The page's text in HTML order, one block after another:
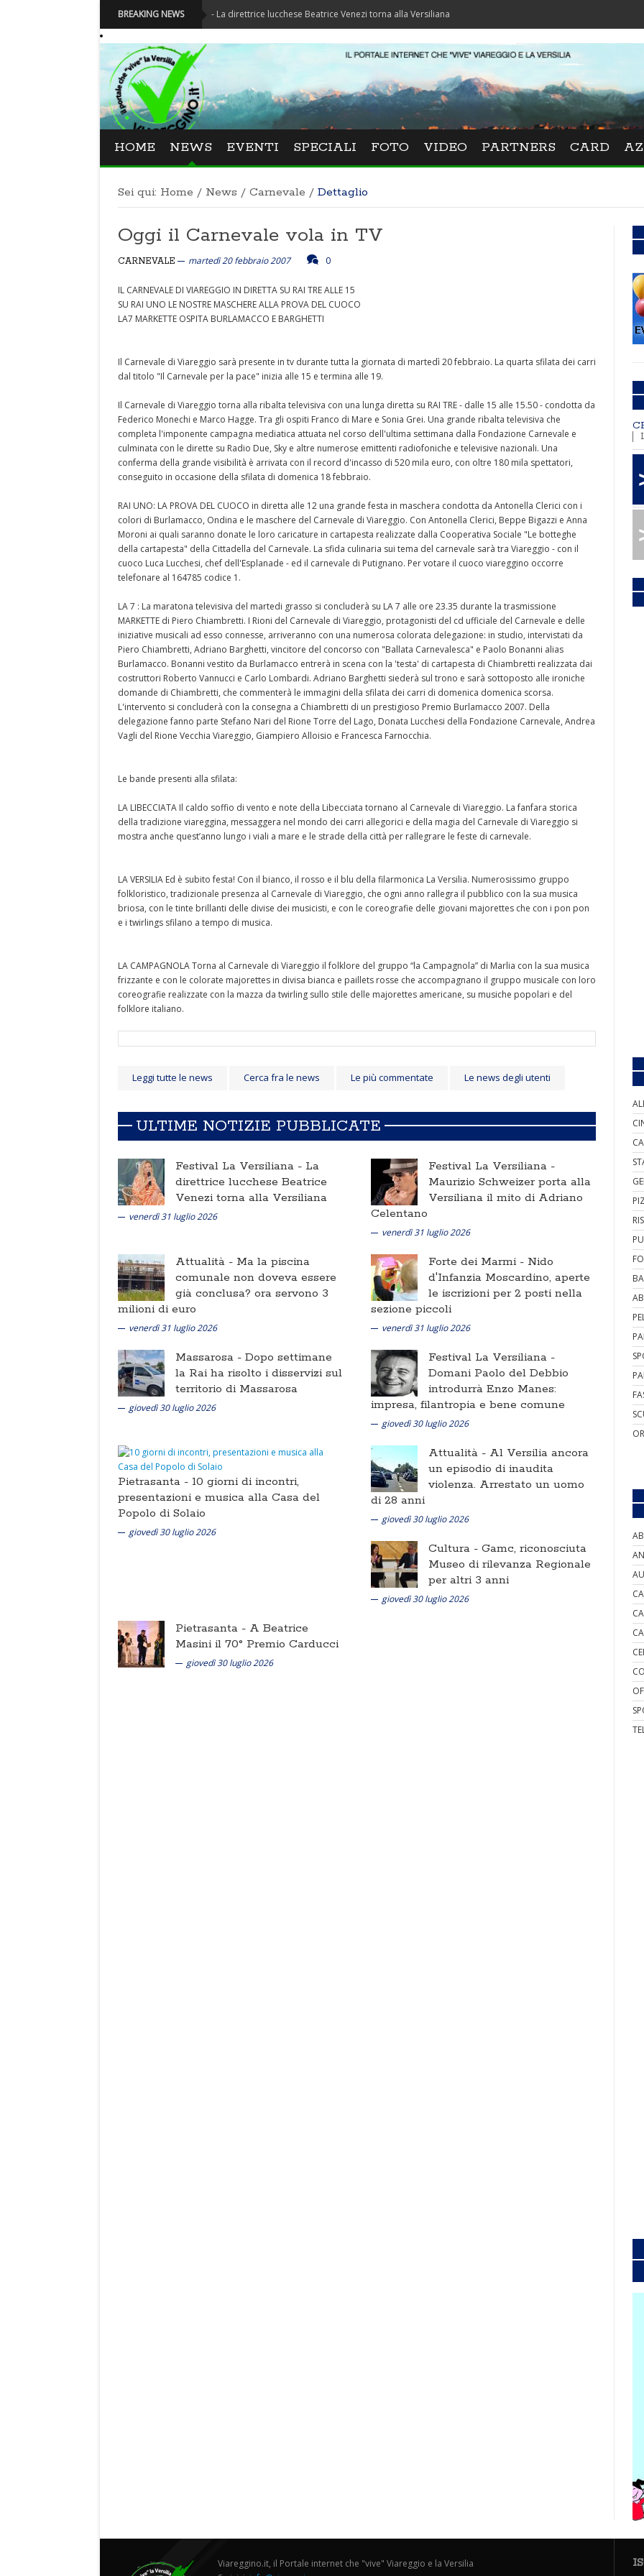
BREAKING NEWS
Festival La Versiliana - La direttrice lucchese Beatrice Venezi torna alla Versiliana
HOME NEWS EVENTI SPECIALI FOTO VIDEO PARTNERS CARD
Sei qui: Home / News / Carnevale / Dettaglio
Oggi il Carnevale vola in TV
CARNEVALE martedì 20 febbraio 2007 0
IL CARNEVALE DI VIAREGGIO IN DIRETTA SU RAI TRE ALLE 15
SU RAI UNO LE NOSTRE MASCHERE ALLA PROVA DEL CUOCO
LA7 MARKETTE OSPITA BURLAMACCO E BARGHETTI
Il Carnevale di Viareggio sarà presente in tv durante tutta la giornata di martedì 20 febbraio. La quarta sfilata dei carri
dal titolo "Il Carnevale per la pace" inizia alle 15 e termina alle 19.
Il Carnevale di Viareggio torna alla ribalta televisiva con una lunga diretta su RAI TRE - dalle 15 alle 15.50 - condotta da
Federico Monechi e Marco Hagge. Tra gli ospiti Franco di Mare e Sonia Grei. Una grande ribalta televisiva che
completa l'imponente campagna mediatica attuata nel corso dell'ultima settimana dalla Fondazione Carnevale e
culminata con le dirette su Radio Due, Sky e altre numerose emittenti radiofoniche e televisive nazionali. Una
conferma della grande visibilità è arrivata con il record d'incasso di 520 mila euro, con oltre 180 mila spettatori,
conseguito in occasione della sfilata di domenica 18 febbraio.
RAI UNO: LA PROVA DEL CUOCO in diretta alle 12 una grande festa in maschera condotta da Antonella Clerici con i
colori di Burlamacco, Ondina e le maschere del Carnevale di Viareggio. Con Antonella Clerici, Beppe Bigazzi e Anna
Moroni ai quali saranno donate le loro caricature in cartapesta realizzate dalla Cooperativa Sociale "Le botteghe
della cartapesta" della Cittadella del Carnevale. La sfida culinaria sui tema del carnevale sarà tra Viareggio - con il
cuoco Luca Lucchesi, chef dell'Esplanade - ed il carnevale di Putignano. Per votare il cuoco viareggino occorre
telefonare al 164785 codice 1.
LA 7 : La maratona televisiva del martedi grasso si concluderà su LA 7 alle ore 23.35 durante la trasmissione
MARKETTE di Piero Chiambretti. I Rioni del Carnevale di Viareggio, protagonisti del cd ufficiale del Carnevale e delle
iniziative musicali ad esso connesse, arriveranno con una numerosa colorata delegazione: in studio, intervistati da
Piero Chiambretti, Adriano Barghetti, vincitore del concorso con "Ballata Carnevalesca" e Paolo Bonanni alias
Burlamacco. Bonanni vestito da Burlamacco entrerà in scena con la 'testa' di cartapesta di Chiambretti realizzata dai
costruttori Roberto Vannucci e Carlo Lombardi. Adriano Barghetti siederà sul trono e sarà sottoposto alle ironiche
domande di Chiambretti, che commenterà le immagini della sfilata dei carri di domenica domenica scorsa.
L'intervento si concluderà con la consegna a Chiambretti di un prestigioso Premio Burlamacco 2007. Della
delegazione fanno parte Stefano Nari del Rione Torre del Lago, Donata Lucchesi della Fondazione Carnevale, Andrea
Vagli del Rione Vecchia Viareggio, Giampiero Alloisio e Francesca Farnocchia.
Le bande presenti alla sfilata:
LA LIBECCIATA Il caldo soffio di vento e note della Libecciata tornano al Carnevale di Viareggio. La fanfara storica
della tradizione viareggina, messaggera nel mondo dei carri allegorici e della magia del Carnevale di Viareggio si
mostra anche quest’anno lungo i viali a mare e le strade della città per rallegrare le feste di carnevale.
LA VERSILIA Ed è subito festa! Con il bianco, il rosso e il blu della filarmonica La Versilia. Numerosissimo gruppo
folkloristico, tradizionale presenza al Carnevale di Viareggio, che ogni anno rallegra il pubblico con la sua musica
briosa, con le tinte brillanti delle divise dei musicisti, e con le coreografie delle giovani majorettes che con i pon pon
e i twirlings sfilano a tempo di musica.
LA CAMPAGNOLA Torna al Carnevale di Viareggio il folklore del gruppo “la Campagnola” di Marlia con la sua musica
frizzante e con le colorate majorettes in divisa bianca e paillets rosse che accompagnano il gruppo musicale con loro
coreografie realizzate con la mazza da twirling sullo stile delle majorettes americane, su musiche popolari e del
folklore italiano.
Leggi tutte le news Cerca fra le news Le più commentate Le news degli utenti
ULTIME NOTIZIE PUBBLICATE
Festival La Versiliana - La
direttrice lucchese Beatrice
Venezi torna alla Versiliana
venerdì 31 luglio 2026
Festival La Versiliana -
Maurizio Schweizer porta alla
Versiliana il mito di Adriano
Celentano
venerdì 31 luglio 2026
Attualità - Ma la piscina
comunale non doveva essere
già conclusa? ora servono 3
milioni di euro
venerdì 31 luglio 2026
Forte dei Marmi - Nido
d'Infanzia Moscardino, aperte
le iscrizioni per 2 posti nella
sezione piccoli
venerdì 31 luglio 2026
Massarosa - Dopo settimane
la Rai ha risolto i disservizi sul
territorio di Massarosa
giovedì 30 luglio 2026
Festival La Versiliana -
Domani Paolo del Debbio
introdurrà Enzo Manes:
impresa, filantropia e bene comune
giovedì 30 luglio 2026
Pietrasanta - 10 giorni di incontri,
presentazioni e musica alla Casa del
Popolo di Solaio
giovedì 30 luglio 2026
Attualità - Al Versilia ancora
un episodio di inaudita
violenza. Arrestato un uomo
di 28 anni
giovedì 30 luglio 2026
Cultura - Gamc, riconosciuta
Museo di rilevanza Regionale
per altri 3 anni
giovedì 30 luglio 2026
Pietrasanta - A Beatrice
Masini il 70° Premio Carducci
giovedì 30 luglio 2026
Viareggino.it, il Portale internet che "vive" Viareggio e la Versilia